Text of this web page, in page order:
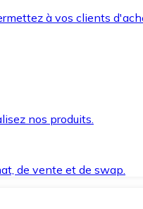
à vos clients
nos produits.
de vente et de swap.